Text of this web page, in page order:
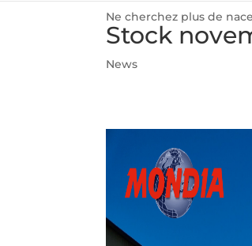
Stock
News
Ne cherchez plus de